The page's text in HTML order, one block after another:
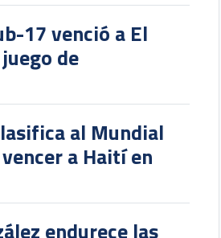
17 venció a El
de
al Mundial
a Haití en
endurece las